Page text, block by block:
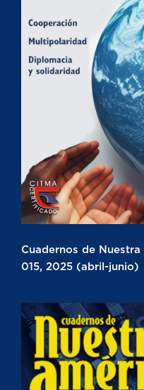
Cuadernos de
015, 2025 (abril-junio)